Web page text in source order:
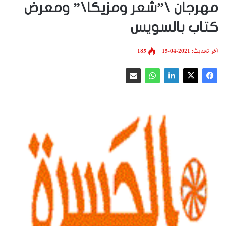
مهرجان \”شعر ومزيكا\” ومعرض
كتاب بالسويس
آخر تحديث: 2021-04-15 185